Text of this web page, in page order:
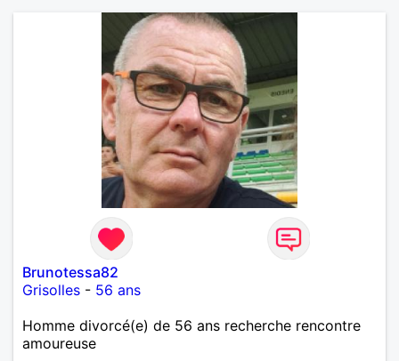
Brunotessa82
Grisolles - 56 ans
Homme divorcé(e) de 56 ans recherche rencontre
amoureuse